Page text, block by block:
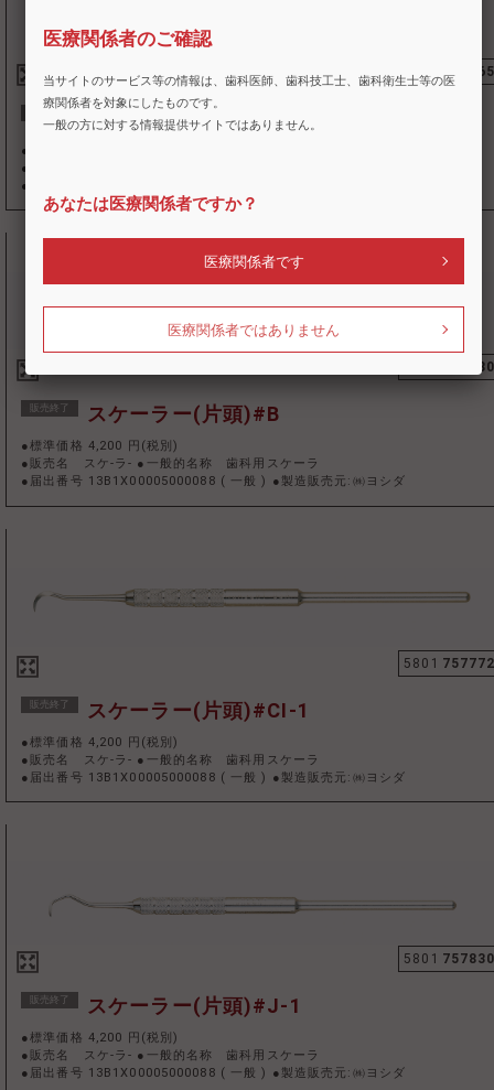
5801
販売終了 スケーラー(片頭)#128
●標準価格 4,200 円(税別)
●販売名 スケ-ラ- ●一般的名称 歯科用スケーラ
●届出番号 13B1X00005000088
販売終了 スケーラー(片頭)#B
●標準価格 4,200 円(税別)
●販売名 スケ-ラ- ●一般的名称 歯科用スケーラ
●届出番号 13B1X00005000088 ( 一般 ) ●製造販売元:㈱ヨシダ
5801
販売終了 スケーラー(片頭)#CI-1
●標準価格 4,200 円(税別)
●販売名 スケ-ラ- ●一般的名称 歯科用スケーラ
●届出番号 13B1X00005000088 ( 一般) ●製造販売元:㈱ヨシダ
5801
販売終了 スケーラー(片頭)#J-1
●標準価格 4,200 円(税別)
●販売名 スケ-ラ- ●一般的名称 歯科用スケーラ
●届出番号 13B1X00005000088 ( 一般 ) ●製造販売元:㈱ヨシダ
医療関係者のご確認
当サイトのサービス等の情報は、歯科医師、歯科技工士、歯科衛生士等の医
療関係者を対象にしたものです。
一般の方に対する情報提供サイトではありません。
あなたは医療関係者ですか？
医療関係者です
医療関係者ではありません